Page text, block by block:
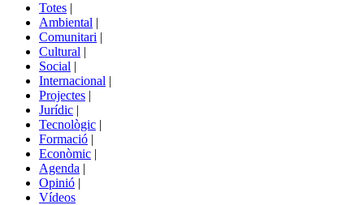
portals
Totes |
Ambiental |
Comunitari |
Cultural |
Social |
Internacional |
Projectes |
Jurídic |
Tecnològic |
Formació |
Econòmic |
Agenda |
Opinió |
Vídeos